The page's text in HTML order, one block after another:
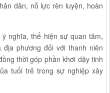
dân, nỗ lực rèn luyện, hoàn
nghĩa, thể hiện sự quan tâm,
phương đối với thanh niên
thời góp phần khơi dậy tinh
tuổi trẻ trong sự nghiệp xây